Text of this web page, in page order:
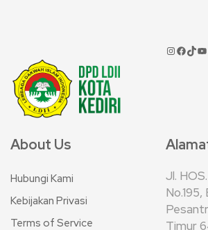
About Us
Hubungi Kami
Kebijakan Privasi
Terms of Service
Jl.
No.195,
Timur